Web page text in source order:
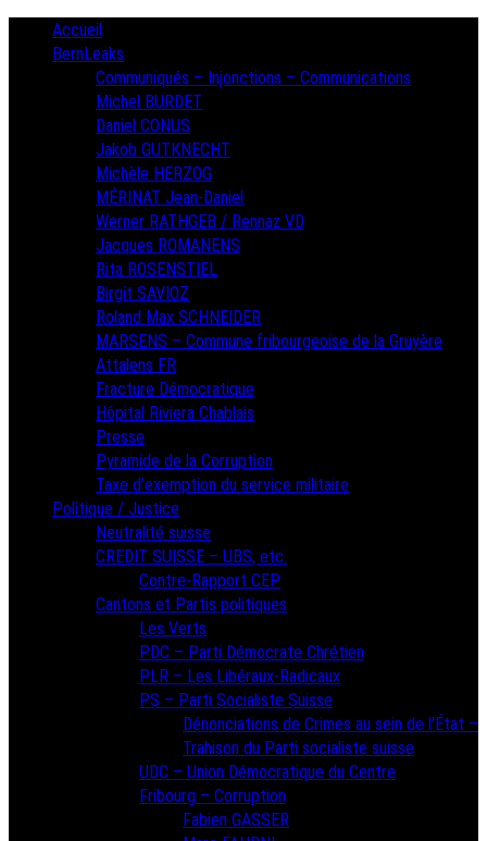
PrimaryAccueil
BernLeaks
Communiqués – Injonctions – Communications
Michel BURDET
Daniel CONUS
Jakob GUTKNECHT
Michèle HERZOG
MÉRINAT Jean-Daniel
Werner RATHGEB / Rennaz VD
Jacques ROMANENS
Rita ROSENSTIEL
Birgit SAVIOZ
Roland Max SCHNEIDER
MARSENS – Commune fribourgeoise de la Gruyère
Attalens FR
Fracture Démocratique
Hôpital Riviera Chablais
Presse
Pyramide de la Corruption
Taxe d’exemption du service militaire
Politique / Justice
Neutralité suisse
CREDIT SUISSE – UBS, etc.
Contre-Rapport CEP
Cantons et Partis politiques
Les Verts
PDC – Parti Démocrate Chrétien
PLR – Les Libéraux-Radicaux
PS – Parti Socialiste Suisse
Dénonciations de Crimes au sein de l’État –
Trahison du Parti socialiste suisse
UDC – Union Démocratique du Centre
Fribourg – Corruption
Fabien GASSER